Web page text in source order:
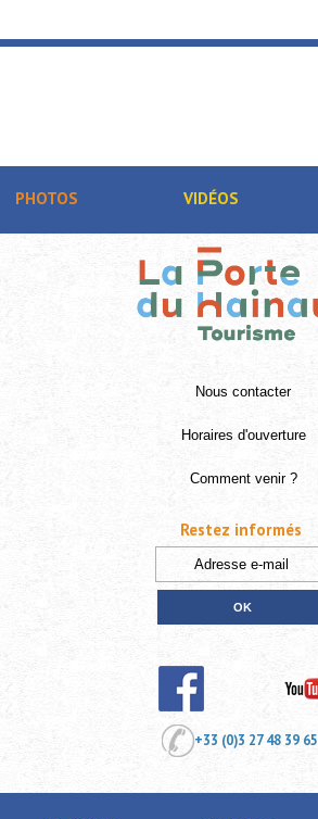
PHOTOS VIDÉOS
Nous contacter
Horaires d'ouverture
Comment venir ?
+33 (0)3 27 48 39 65
Restez informés